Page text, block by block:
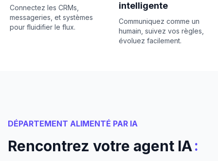
Connectez les CRMs,
messageries, et systèmes
pour fluidifier le flux.
intelligente
Communiquez comme un
humain, suivez vos règles,
évoluez facilement.
DÉPARTEMENT ALIMENTÉ PAR IA
Rencontrez votre agent IA: